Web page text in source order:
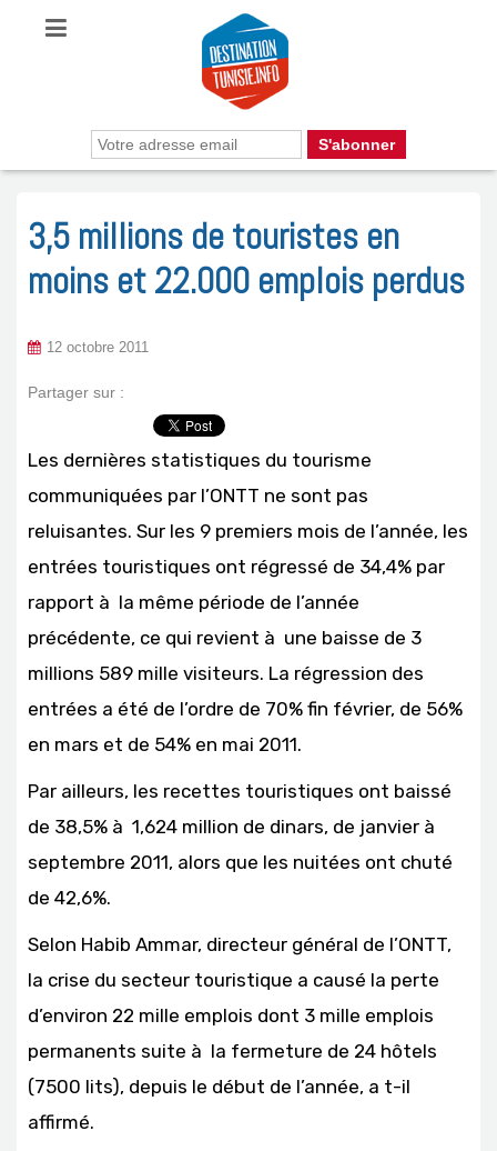
3,5 millions de touristes en
moins et 22.000 emplois perdus
12 octobre 2011
Partager sur :
Les dernières statistiques du tourisme
communiquées par l’ONTT ne sont pas
reluisantes. Sur les 9 premiers mois de l’année, les
entrées touristiques ont régressé de 34,4% par
rapport à la même période de l’année
précédente, ce qui revient à une baisse de 3
millions 589 mille visiteurs. La régression des
entrées a été de l’ordre de 70% fin février, de 56%
en mars et de 54% en mai 2011.
Par ailleurs, les recettes touristiques ont baissé
de 38,5% à 1,624 million de dinars, de janvier à
septembre 2011, alors que les nuitées ont chuté
de 42,6%.
Selon Habib Ammar, directeur général de l’ONTT,
la crise du secteur touristique a causé la perte
d’environ 22 mille emplois dont 3 mille emplois
permanents suite à la fermeture de 24 hôtels
(7500 lits), depuis le début de l’année, a t-il
affirmé.